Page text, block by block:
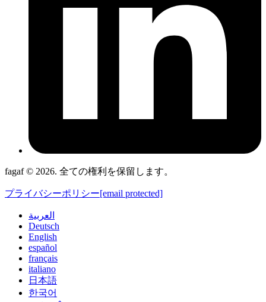
fagaf © 2026. 全ての権利を保留します。
プライバシーポリシー[email protected]
العربية
Deutsch
English
español
français
italiano
日本語
한국어